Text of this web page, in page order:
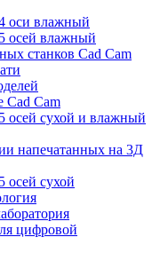
оси влажный
осей влажный
станков Cad Cam
Cad Cam
осей сухой и влажный
напечатанных на 3Д
осей сухой
цифровой